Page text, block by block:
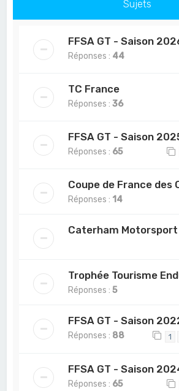
Sujets
FFSA GT - Saison
Réponses : 44
TC France
Réponses :36
FFSA GT - Saison
Réponses : 65
Coupe de France des
Réponses : 14
Caterham
Trophée Tourisme
Réponses :5
FFSA GT - Saison
Réponses : 88 1
FFSA GT - Saison
Réponses : 65